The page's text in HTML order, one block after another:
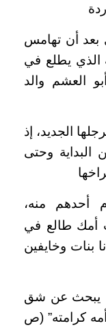
بعد أن تهامس
يطلع في
العشم والد
الجديد، إذ
البداية وحتى
أحدهم منه،
أمك طالع في
بنات وخايفين
يبحث عن شق
كرامته” (ص